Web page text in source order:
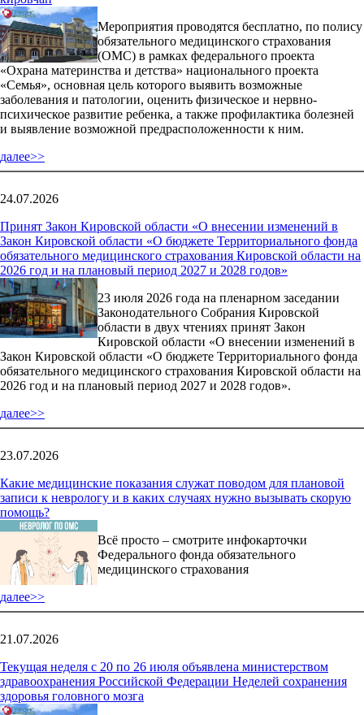
Мероприятия проводятся бесплатно, по полису
обязательного медицинского страхования
(ОМС) в рамках федерального проекта
«Охрана материнства и детства» национального проекта
«Семья», основная цель которого выявить возможные
заболевания и патологии, оценить физическое и нервно-
психическое развитие ребенка, а также профилактика болезней
и выявление возможной предрасположенности к ним.
далее>>
24.07.2026
Принят Закон Кировской области «О внесении изменений в
Закон Кировской области «О бюджете Территориального фонда
обязательного медицинского страхования Кировской области на
2026 год и на плановый период 2027 и 2028 годов»
23 июля 2026 года на пленарном заседании
Законодательного Собрания Кировской
области в двух чтениях принят Закон
Кировской области «О внесении изменений в
Закон Кировской области «О бюджете Территориального фонда
обязательного медицинского страхования Кировской области на
2026 год и на плановый период 2027 и 2028 годов».
далее>>
23.07.2026
Какие медицинские показания служат поводом для плановой
записи к неврологу и в каких случаях нужно вызывать скорую
помощь?
Всё просто – смотрите инфокарточки
Федерального фонда обязательного
медицинского страхования
далее>>
21.07.2026
Текущая неделя с 20 по 26 июля объявлена министерством
здравоохранения Российской Федерации Неделей сохранения
здоровья головного мозга